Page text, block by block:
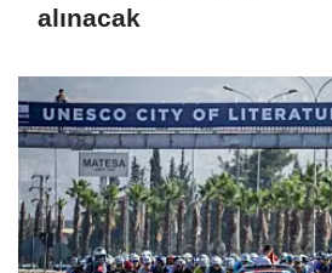
alınacak